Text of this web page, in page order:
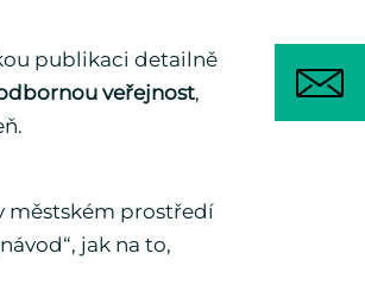
publikaci detailně
veřejnost,
městském prostředí
jak na to,